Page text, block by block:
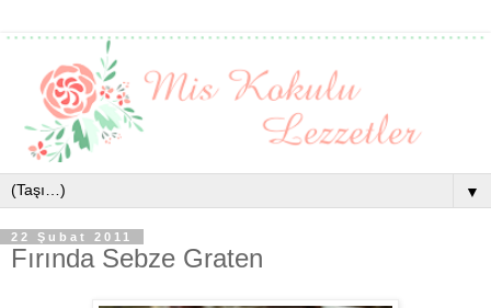
▼
22 Şubat 2011
Fırında Sebze Graten